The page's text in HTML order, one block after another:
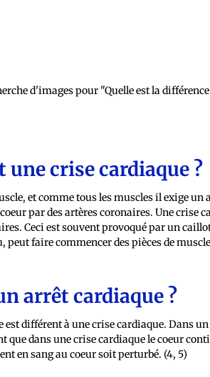
une crise cardiaque ?
et comme tous les muscles il exige
par des artères coronaires. Une crise
Ceci est souvent provoqué par un
peut faire commencer des pièces de
arrêt cardiaque ?
est différent à une crise cardiaque. Dans
que dans une crise cardiaque le coeur
en sang au coeur soit perturbé. (4, 5)